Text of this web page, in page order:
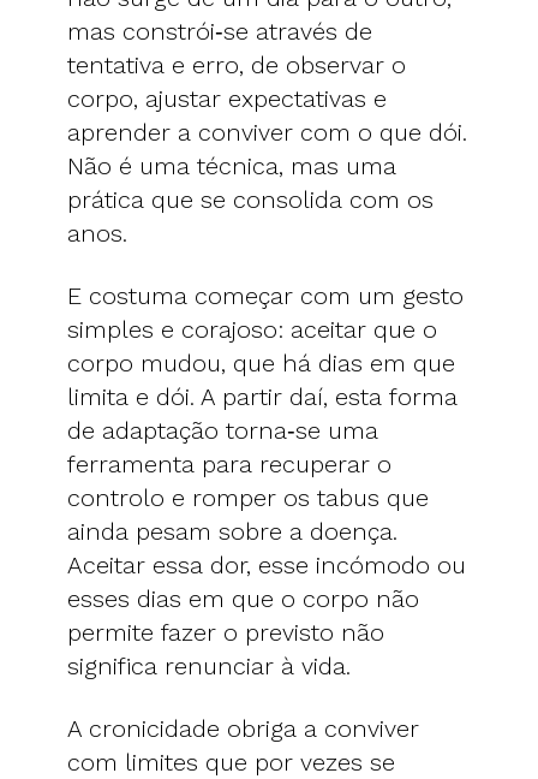
mas constrói‑se através de
tentativa e erro, de observar o
corpo, ajustar expectativas e
aprender a conviver com o que dói.
Não é uma técnica, mas uma
prática que se consolida com os
anos.
E costuma começar com um gesto
simples e corajoso: aceitar que o
corpo mudou, que há dias em que
limita e dói. A partir daí, esta forma
de adaptação torna‑se uma
ferramenta para recuperar o
controlo e romper os tabus que
ainda pesam sobre a doença.
Aceitar essa dor, esse incómodo ou
esses dias em que o corpo não
permite fazer o previsto não
significa renunciar à vida.
A cronicidade obriga a conviver
com limites que por vezes se